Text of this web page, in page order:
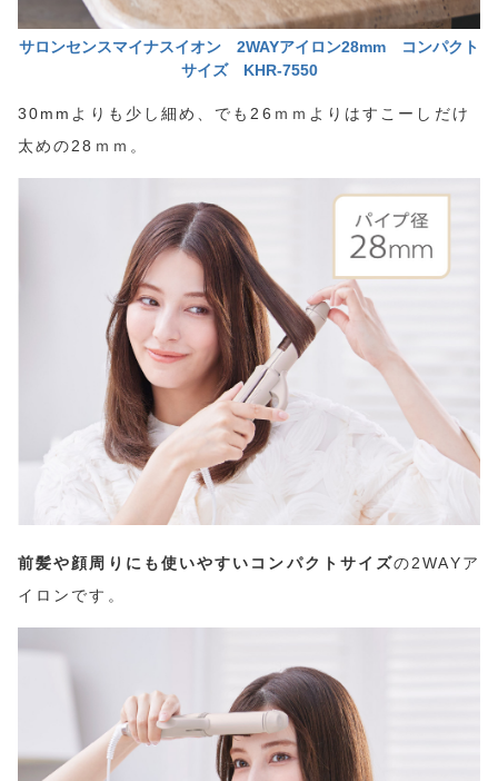
サロンセンスマイナスイオン 2WAYアイロン28mm コンパクト
サイズ KHR-7550
30mmよりも少し細め、でも26ｍｍよりはすこーしだけ
太めの28ｍｍ。
前髪や顔周りにも使いやすいコンパクトサイズの2WAYア
イロンです。